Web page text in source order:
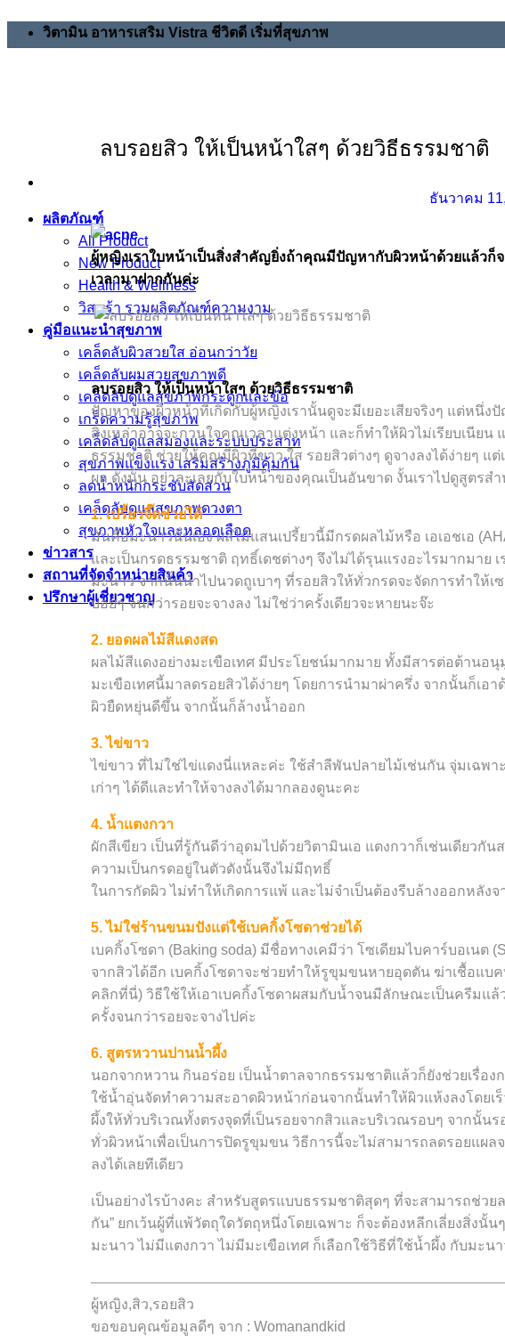
วิตามิน อาหารเสริม Vistra ชีวิตดี เริ่มที่สุขภาพ
ผลิตภัณฑ์
All Product
New Product
Health & Wellness
วิสทร้า รวมผลิตภัณฑ์ความงาม
คู่มือแนะนำสุขภาพ
เคล็ดลับผิวสวยใส อ่อนกว่าวัย
เคล็ดลับผมสวยสุขภาพดี
เคล็ดลับดูแลสุขภาพกระดูกและข้อ
เกร็ดความรู้สุขภาพ
เคล็ดลับดูแลสมองและระบบประสาท
สุขภาพแข็งแรง เสริมสร้างภูมิคุ้มกัน
ลดน้ำหนักกระชับสัดส่วน
เคล็ดลับดูแลสุขภาพดวงตา
สุขภาพหัวใจและหลอดเลือด
ข่าวสาร
สถานที่จัดจำหน่ายสินค้า
ปรึกษาผู้เชี่ยวชาญ
ลบรอยสิว ให้เป็นหน้าใสๆ ด้วยวิธีธรรมชาติ
ธันวาคม
ผู้หญิงเราใบหน้าเป็นสิ่งสำคัญยิ่งถ้าคุณมีปัญหากับผิวหน้าด้วยแล้วก็
เวลามาฝากกันค่ะ
ลบรอยสิว ให้เป็นหน้าใสๆ ด้วยวิธีธรรมชาติ
ปัญหาของผิวหน้าที่เกิดกับผู้หญิงเรานั้นดูจะมีเยอะเสียจริงๆ แต่หนึ่
สิ่งเหล่าอาจจะกวนใจคุณเวลาแต่งหน้า และก็ทำให้ผิวไม่เรียบเนีย
ธรรมชาติ ช่วยให้คุณมีผิวที่ขาว ใส รอยสิวต่างๆ ดูจางลงได้ง่ายๆ
ผล ดังนั้น อย่าละเลยกับใบหน้าของคุณเป็นอันขาด งั้นเราไปดูสูตรส
1. เปรี้ยวจี๊ดช่วยได้
มันคือมะนาวนั่นเอง ผลไม้แสนเปรี้ยวนี้มีกรดผลไม้หรือ เอเอชเอ
และเป็นกรดธรรมชาติ ฤทธิ์เดชต่างๆ จึงไม่ได้รุนแรงอะไรมากมา
มะนาว จากนั้นนำไปนวดถูเบาๆ ที่รอยสิวให้ทั่วกรดจะจัดการทำให้
บ่อยๆ จนกว่ารอยจะจางลง ไม่ใช่ว่าครั้งเดียวจะหายนะจ๊ะ
2. ยอดผลไม้สีแดงสด
ผลไม้สีแดงอย่างมะเขือเทศ มีประโยชน์มากมาย ทั้งมีสารต่อต้านอ
มะเขือเทศนี้มาลดรอยสิวได้ง่ายๆ โดยการนำมาผ่าครึ่ง จากนั้นก็เอ
ผิวยืดหยุ่นดีขึ้น จากนั้นก็ล้างน้ำออก
3. ไข่ขาว
ไข่ขาว ที่ไม่ใช่ไข่แดงนี่แหละค่ะ ใช้สำลีพันปลายไม้เช่นกัน จุ่มเฉพ
เก่าๆ ได้ดีและทำให้จางลงได้มากลองดูนะคะ
4. น้ำแตงกวา
ผักสีเขียว เป็นที่รู้กันดีว่าอุดมไปด้วยวิตามินเอ แตงกวาก็เช่นเดียว
ความเป็นกรดอยู่ในตัวดังนั้นจึงไม่มีฤทธิ์
ในการกัดผิว ไม่ทำให้เกิดการแพ้ และไม่จำเป็นต้องรีบล้างออกหลั
5. ไม่ใช่ร้านขนมปังแต่ใช้เบคกิ้งโซดาช่วยได้
เบคกิ้งโซดา (Baking soda) มีชื่อทางเคมีว่า โซเดียมไบคาร์บอเนต
จากสิวได้อีก เบคกิ้งโซดาจะช่วยทำให้รูขุมขนหายอุดตัน ฆ่าเชื้อแบค
คลิกที่นี่) วิธีใช้ให้เอาเบคกิ้งโซดาผสมกับน้ำจนมีลักษณะเป็นครีมแ
ครั้งจนกว่ารอยจะจางไปค่ะ
6. สูตรหวานปานน้ำผึ้ง
นอกจากหวาน กินอร่อย เป็นน้ำตาลจากธรรมชาติแล้วก็ยังช่วยเรื่อ
ใช้น้ำอุ่นจัดทำความสะอาดผิวหน้าก่อนจากนั้นทำให้ผิวแห้งลงโดยเ
ผึ้งให้ทั่วบริเวณทั้งตรงจุดที่เป็นรอยจากสิวและบริเวณรอบๆ จากนั้
ทั่วผิวหน้าเพื่อเป็นการปิดรูขุมขน วิธีการนี้จะไม่สามารถลดรอยแผล
ลงได้เลยทีเดียว
เป็นอย่างไรบ้างคะ สำหรับสูตรแบบธรรมชาติสุดๆ ที่จะสามารถช่ว
กัน” ยกเว้นผู้ที่แพ้วัตถุใดวัตถุหนึ่งโดยเฉพาะ ก็จะต้องหลีกเลี่ยงสิ่ง
มะนาว ไม่มีแตงกวา ไม่มีมะเขือเทศ ก็เลือกใช้วิธีที่ใช้น้ำผึ้ง กับมะ
ผู้หญิง,สิว,รอยสิว
ขอขอบคุณข้อมูลดีๆ จาก : Womanandkid